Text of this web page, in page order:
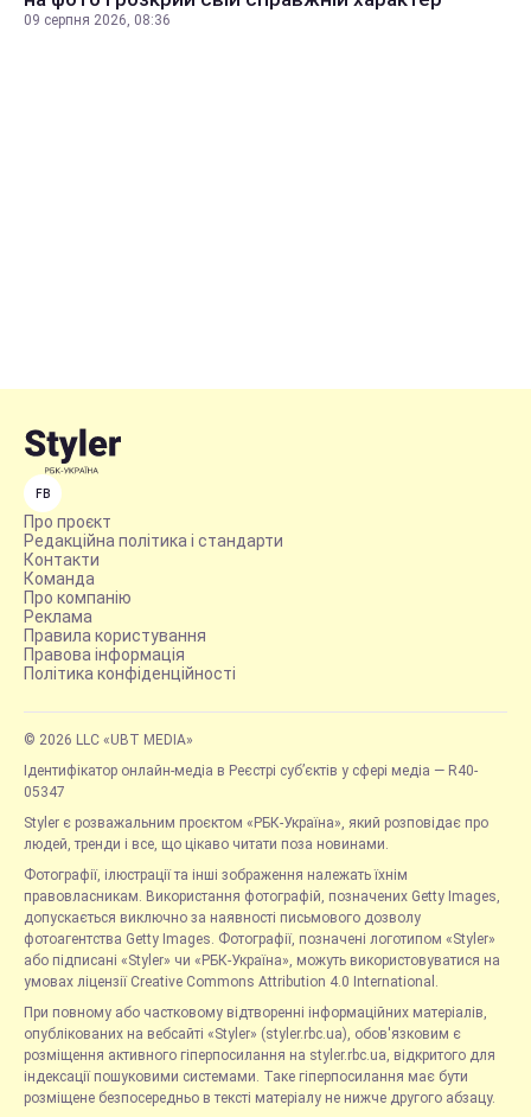
09 серпня 2026, 08:36
FB
Про проєкт
Редакційна політика і стандарти
Контакти
Команда
Про компанію
Реклама
Правила користування
Правова інформація
Політика конфіденційності
© 2026 LLC «UBT MEDIA»
Ідентифікатор онлайн-медіа в Реєстрі суб’єктів у сфері медіа — R40-
05347
Styler є розважальним проєктом «РБК-Україна», який розповідає про
людей, тренди і все, що цікаво читати поза новинами.
Фотографії, ілюстрації та інші зображення належать їхнім
правовласникам. Використання фотографій, позначених Getty Images,
допускається виключно за наявності письмового дозволу
фотоагентства Getty Images. Фотографії, позначені логотипом «Styler»
або підписані «Styler» чи «РБК-Україна», можуть використовуватися на
умовах ліцензії Creative Commons Attribution 4.0 International.
При повному або частковому відтворенні інформаційних матеріалів,
опублікованих на вебсайті «Styler» (styler.rbc.ua), обов'язковим є
розміщення активного гіперпосилання на styler.rbc.ua, відкритого для
індексації пошуковими системами. Таке гіперпосилання має бути
розміщене безпосередньо в тексті матеріалу не нижче другого абзацу.